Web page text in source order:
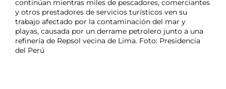
continúan mientras miles de pescadores, comerciantes
y otros prestadores de servicios turísticos ven su
trabajo afectado por la contaminación del mar y
playas, causada por un derrame petrolero junto a una
refinería de Repsol vecina de Lima. Foto: Presidencia
del Perú